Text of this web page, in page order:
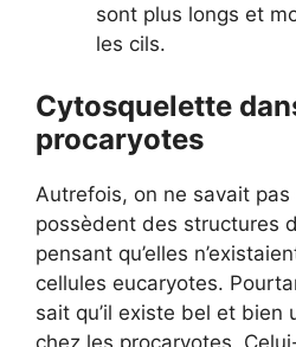
sont plus longs et
les cils.
Cytosquelette
procaryotes
Autrefois, on ne savait
possèdent des structures
pensant qu’elles
cellules eucaryotes.
sait qu’il existe bel et bien
chez les procaryotes.